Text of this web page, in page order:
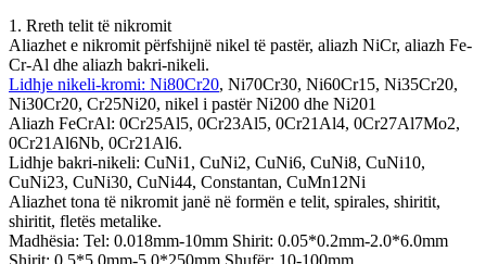
1. Rreth telit të nikromit
Aliazhet e nikromit përfshijnë nikel të pastër, aliazh NiCr, aliazh Fe-
Cr-Al dhe aliazh bakri-nikeli.
Lidhje nikeli-kromi: Ni80Cr20, Ni70Cr30, Ni60Cr15, Ni35Cr20,
Ni30Cr20, Cr25Ni20, nikel i pastër Ni200 dhe Ni201
Aliazh FeCrAl: 0Cr25Al5, 0Cr23Al5, 0Cr21Al4, 0Cr27Al7Mo2,
0Cr21Al6Nb, 0Cr21Al6.
Lidhje bakri-nikeli: CuNi1, CuNi2, CuNi6, CuNi8, CuNi10,
CuNi23, CuNi30, CuNi44, Constantan, CuMn12Ni
Aliazhet tona të nikromit janë në formën e telit, spirales, shiritit,
shiritit, fletës metalike.
Madhësia: Tel: 0.018mm-10mm Shirit: 0.05*0.2mm-2.0*6.0mm